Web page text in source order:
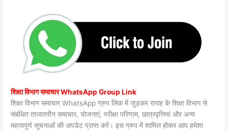
शिक्षा विभाग समाचार WhatsApp Group Link
शिक्षा विभाग समाचार WhatsApp ग्रुप लिंक में जुड़कर राराह के शिक्षा विभाग से
संबंधित ताजातरीन समाचार, योजनाएं, परीक्षा परिणाम, छात्रवृत्तियां और अन्य
महत्वपूर्ण सूचनाओं की अपडेट प्राप्त करें। इस ग्रुप में शामिल होकर आप हमेशा